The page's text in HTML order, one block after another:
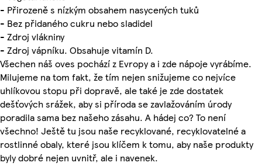
- Přirozeně s nízkým obsahem nasycených tuků
- Bez přidaného cukru nebo sladidel
- Zdroj vlákniny
- Zdroj vápníku. Obsahuje vitamín D.
Všechen náš oves pochází z Evropy a i zde nápoje vyrábíme.
Milujeme na tom fakt, že tím nejen snižujeme co nejvíce
uhlíkovou stopu při dopravě, ale také je zde dostatek
dešťových srážek, aby si příroda se zavlažováním úrody
poradila sama bez našeho zásahu. A hádej co? To není
všechno! Ještě tu jsou naše recyklované, recyklovatelné a
rostlinné obaly, které jsou klíčem k tomu, aby naše produkty
byly dobré nejen uvnitř, ale i navenek.